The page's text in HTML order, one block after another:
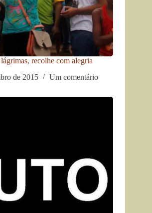
recolhe com alegria
de 2015
Um comentário